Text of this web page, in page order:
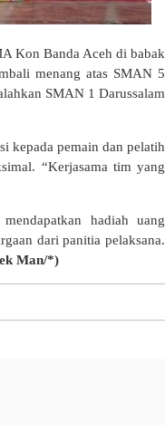
Kon Banda Aceh di babak
menang atas SMAN 5
SMAN 1 Darussalam
kepada pemain dan pelatih
“Kerjasama tim yang
hadiah uang
dari panitia pelaksana.
Man/*)